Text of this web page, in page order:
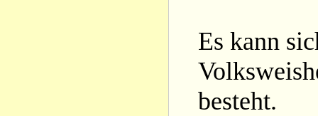
Es kann
besteht.